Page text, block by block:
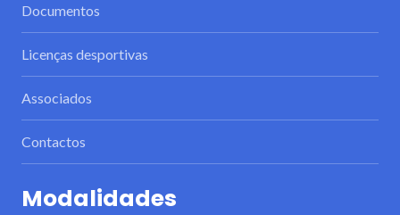
Documentos
Licenças desportivas
Associados
Contactos
Modalidades